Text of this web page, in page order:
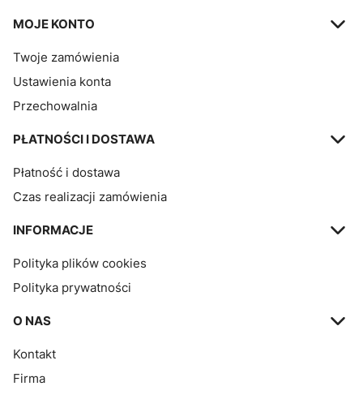
MOJE KONTO
Twoje zamówienia
Ustawienia konta
Przechowalnia
PŁATNOŚCI I DOSTAWA
Płatność i dostawa
Czas realizacji zamówienia
INFORMACJE
Polityka plików cookies
Polityka prywatności
O NAS
Kontakt
Firma